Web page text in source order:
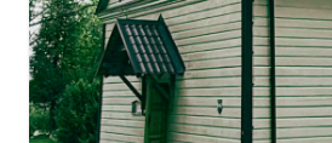
+371 29135789